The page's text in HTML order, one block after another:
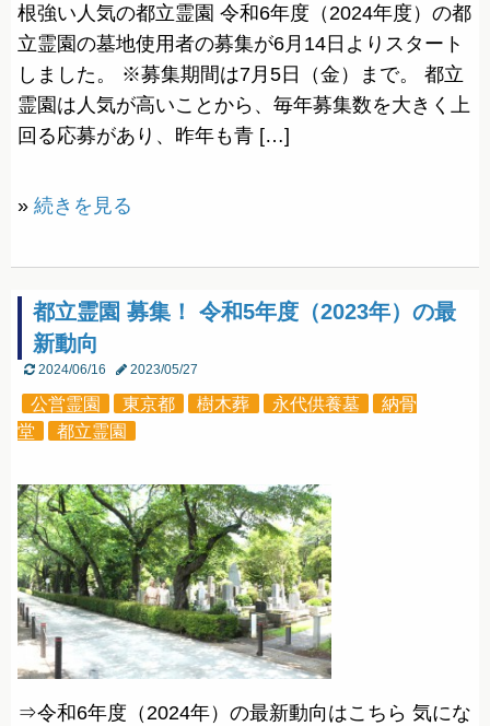
根強い人気の都立霊園 令和6年度（2024年度）の都
立霊園の墓地使用者の募集が6月14日よりスタート
しました。 ※募集期間は7月5日（金）まで。 都立
霊園は人気が高いことから、毎年募集数を大きく上
回る応募があり、昨年も青 […]
» 続きを見る
都立霊園 募集！ 令和5年度（2023年）の最
新動向
2024/06/16 2023/05/27
公営霊園 東京都 樹木葬 永代供養墓
納骨
堂
都立霊園
⇒令和6年度（2024年）の最新動向はこちら 気にな